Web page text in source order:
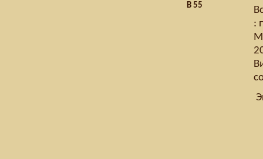
В 55
: